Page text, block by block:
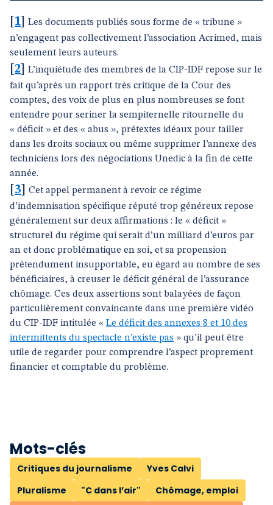
1
Les documents publiés sous forme de « tribune »
n’engagent pas collectivement l’association Acrimed, mais
seulement leurs auteurs.
2
L’inquiétude des membres de la CIP-IDF repose sur le
fait qu’après un rapport très critique de la Cour des
comptes, des voix de plus en plus nombreuses se font
entendre pour seriner la sempiternelle ritournelle du
« déficit » et des « abus », prétextes idéaux pour tailler
dans les droits sociaux ou même supprimer l’annexe des
techniciens lors des négociations Unedic à la fin de cette
année.
3
Cet appel permanent à revoir ce régime
d’indemnisation spécifique réputé trop généreux repose
généralement sur deux affirmations : le « déficit »
structurel du régime qui serait d’un milliard d’euros par
an et donc problématique en soi, et sa propension
prétendument insupportable, eu égard au nombre de ses
bénéficiaires, à creuser le déficit général de l’assurance
chômage. Ces deux assertions sont balayées de façon
particulièrement convaincante dans une première vidéo
du CIP-IDF intitulée « Le déficit des annexes 8 et 10 des
intermittents du spectacle n’existe pas » qu’il peut être
utile de regarder pour comprendre l’aspect proprement
financier et comptable du problème.
Mots-clés
Critiques du journalisme
Yves Calvi
Pluralisme
"C dans l’air"
Chômage, emploi